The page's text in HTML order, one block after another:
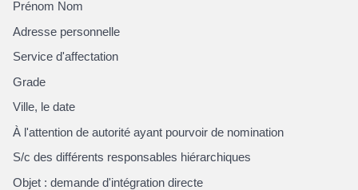
Prénom Nom
Adresse personnelle
Service d'affectation
Grade
Ville, le date
À l'attention de autorité ayant pourvoir de nomination
S/c des différents responsables hiérarchiques
Objet : demande d'intégration directe